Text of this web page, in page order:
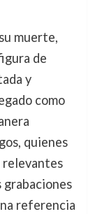
muerte,
de
y
como
quienes
relevantes
grabaciones
referencia